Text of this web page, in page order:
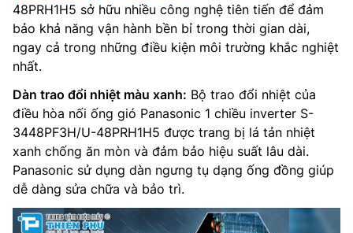
48PRH1H5 sở hữu nhiều công nghệ tiên tiến để đảm
bảo khả năng vận hành bền bỉ trong thời gian dài,
ngay cả trong những điều kiện môi trường khắc nghiệt
nhất.
Dàn trao đổi nhiệt màu xanh: Bộ trao đổi nhiệt của
điều hòa nối ống gió Panasonic 1 chiều inverter S-
3448PF3H/U-48PRH1H5 được trang bị lá tản nhiệt
xanh chống ăn mòn và đảm bảo hiệu suất lâu dài.
Panasonic sử dụng dàn ngưng tụ dạng ống đồng giúp
dễ dàng sửa chữa và bảo trì.